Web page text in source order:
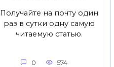
Получайте на почту один
раз в сутки одну самую
читаемую статью.
0 574